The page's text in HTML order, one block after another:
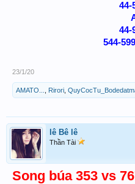
44-
44-
544-
23/1/20
AMATO... Rirori
lê Bê lê
Thần Tài
Song búa 353 vs